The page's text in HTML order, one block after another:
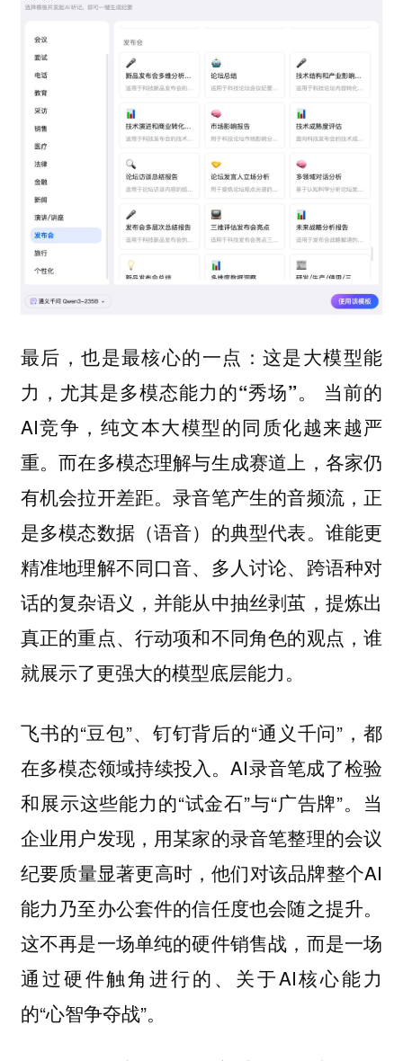
最后，也是最核心的一点：这是大模型能
力，尤其是多模态能力的“秀场”。
当前的
AI竞争，纯文本大模型的同质化越来越严
重。而在多模态理解与生成赛道上，各家仍
有机会拉开差距。录音笔产生的音频流，正
是多模态数据（语音）的典型代表。谁能更
精准地理解不同口音、多人讨论、跨语种对
话的复杂语义，并能从中抽丝剥茧，提炼出
真正的重点、行动项和不同角色的观点，谁
就展示了更强大的模型底层能力。
飞书的“豆包”、钉钉背后的“通义千问”，都
在多模态领域持续投入。AI录音笔成了检验
和展示这些能力的“试金石”与“广告牌”。当
企业用户发现，用某家的录音笔整理的会议
纪要质量显著更高时，他们对该品牌整个AI
能力乃至办公套件的信任度也会随之提升。
这不再是一场单纯的硬件销售战，而是一场
通过硬件触角进行的、关于AI核心能力
的“心智争夺战”。